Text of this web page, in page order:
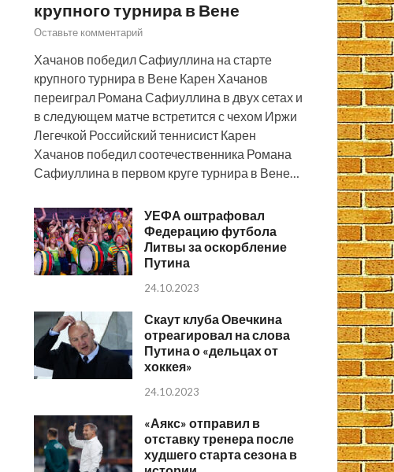
крупного турнира в Вене
Оставьте комментарий
Хачанов победил Сафиуллина на старте
крупного турнира в Вене Карен Хачанов
переиграл Романа Сафиуллина в двух сетах и
в следующем матче встретится с чехом Иржи
Легечкой Российский теннисист Карен
Хачанов победил соотечественника Романа
Сафиуллина в первом круге турнира в Вене…
УЕФА оштрафовал
Федерацию футбола
Литвы за оскорбление
Путина
24.10.2023
Скаут клуба Овечкина
отреагировал на слова
Путина о «дельцах от
хоккея»
24.10.2023
«Аякс» отправил в
отставку тренера после
худшего старта сезона в